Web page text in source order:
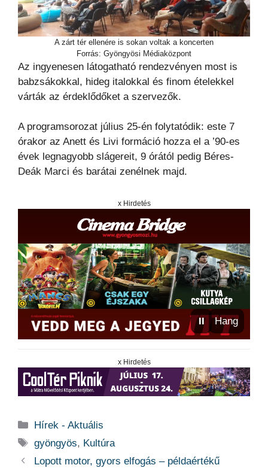
A zárt tér ellenére is sokan voltak a koncerten
Forrás: Gyöngyösi Médiaközpont
Az ingyenesen látogatható rendezvényen most is
babzsákokkal, hideg italokkal és finom ételekkel
várták az érdeklődőket a szervezők.
A programsorozat július 25-én folytatódik: este 7
órakor az Anett és Livi formáció hozza el a ’90-es
évek legnagyobb slágereit, 9 órától pedig Béres-
Deák Marci és barátai zenélnek majd.
x Hirdetés
⏸ Hang
x Hirdetés
Kategória
Hírek - Aktuális
Címkék
gyöngyös, Kultúra
Lopott motor, gyors elfogás – példaértékű